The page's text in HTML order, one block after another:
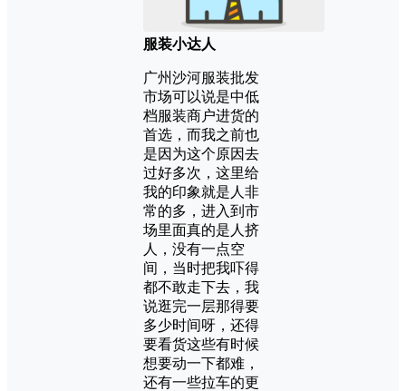
服装小达人
广州沙河服装批发
市场可以说是中低
档服装商户进货的
首选，而我之前也
是因为这个原因去
过好多次，这里给
我的印象就是人非
常的多，进入到市
场里面真的是人挤
人，没有一点空
间，当时把我吓得
都不敢走下去，我
说逛完一层那得要
多少时间呀，还得
要看货这些有时候
想要动一下都难，
还有一些拉车的更